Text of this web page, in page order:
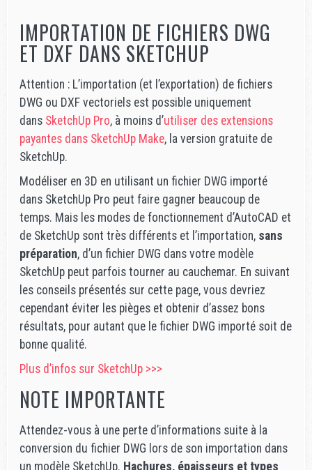
IMPORTATION DE FICHIERS DWG
ET DXF DANS SKETCHUP
Attention : L’importation (et l’exportation) de fichiers
DWG ou DXF vectoriels est possible uniquement
dans SketchUp Pro, à moins d’utiliser des extensions
payantes dans SketchUp Make, la version gratuite de
SketchUp.
Modéliser en 3D en utilisant un fichier DWG importé
dans SketchUp Pro peut faire gagner beaucoup de
temps. Mais les modes de fonctionnement d’AutoCAD et
de SketchUp sont très différents et l’importation, sans
préparation, d’un fichier DWG dans votre modèle
SketchUp peut parfois tourner au cauchemar. En suivant
les conseils présentés sur cette page, vous devriez
cependant éviter les pièges et obtenir d’assez bons
résultats, pour autant que le fichier DWG importé soit de
bonne qualité.
Plus d’infos sur SketchUp >>>
NOTE IMPORTANTE
Attendez-vous à une perte d’informations suite à la
conversion du fichier DWG lors de son importation dans
un modèle SketchUp. Hachures, épaisseurs et types